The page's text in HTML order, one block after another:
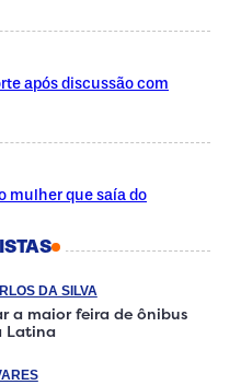
após discussão com
mulher que saía do
DA SILVA
a maior feira de ônibus
Latina